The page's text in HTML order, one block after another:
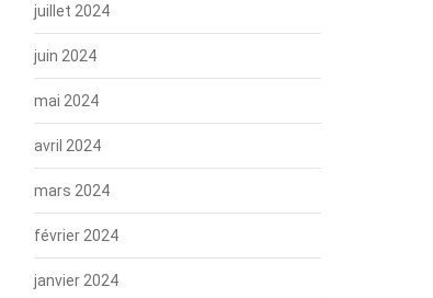
juillet 2024
juin 2024
mai 2024
avril 2024
mars 2024
février 2024
janvier 2024